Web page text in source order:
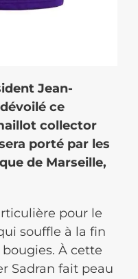
Jean-
ce
collector
porté par les
de Marseille,
pour le
souffle à la fin
À cette
Sadran fait peau